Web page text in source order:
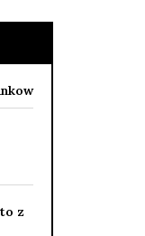
z